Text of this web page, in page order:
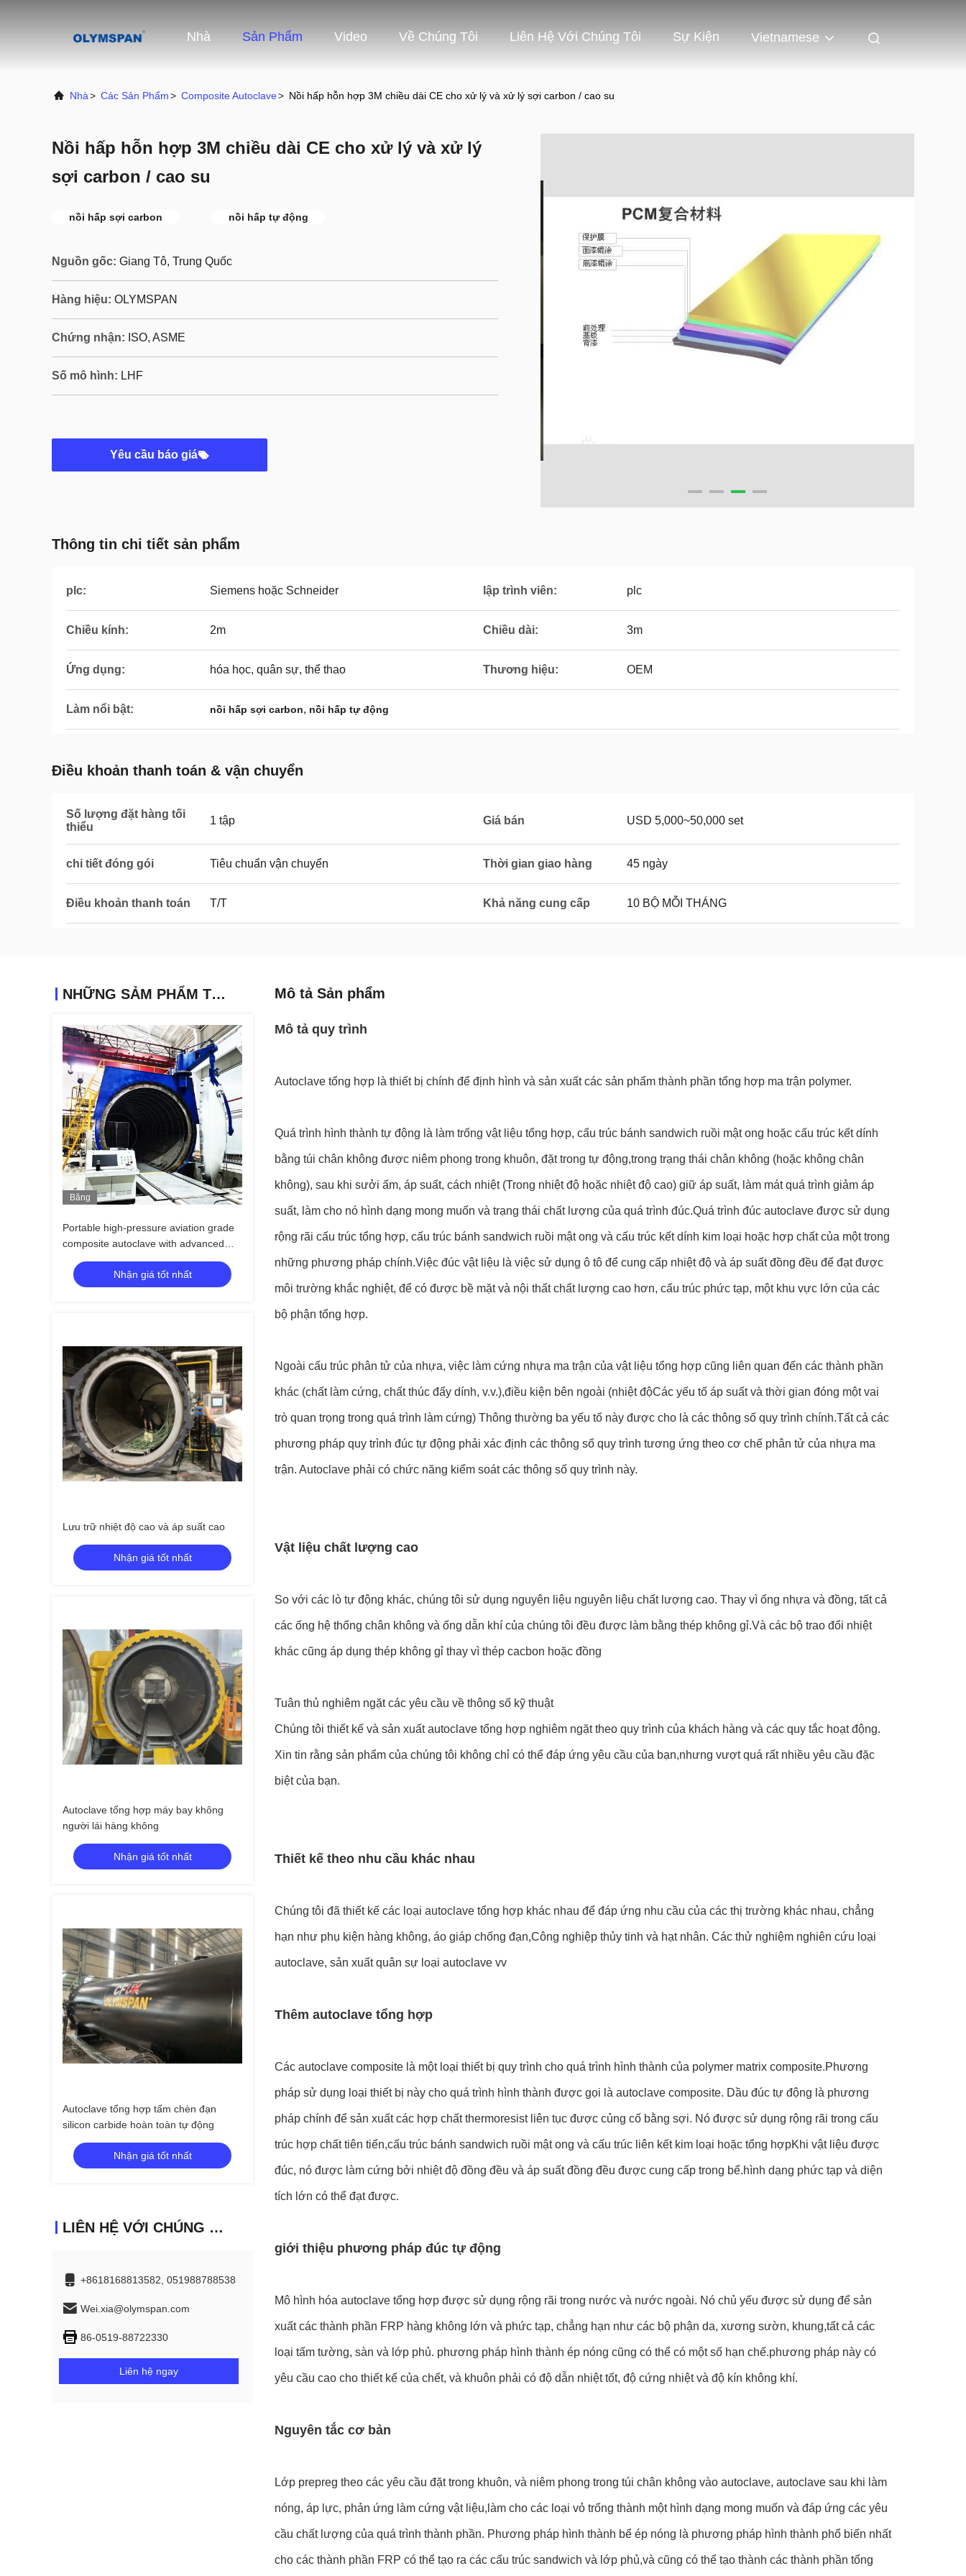
Nhà Sản Phẩm Video Về Chúng Tôi Liên Hệ Với Chúng Tôi Sự Kiện Vietnamese
Nhà> Các Sản Phẩm> Composite Autoclave> Nồi hấp hỗn hợp 3M chiều dài CE cho xử lý và xử lý sợi carbon / cao su
Nồi hấp hỗn hợp 3M chiều dài CE cho xử lý và xử lý
sợi carbon / cao su
nồi hấp sợi carbon nồi hấp tự động
Nguồn gốc: Giang Tô, Trung Quốc
Hàng hiệu: OLYMSPAN
Chứng nhận: ISO, ASME
Số mô hình: LHF
Yêu cầu báo giá
Thông tin chi tiết sản phẩm
plc: Siemens hoặc Schneider lập trình viên: plc
Chiều kính: 2m Chiều dài: 3m
Ứng dụng: hóa học, quân sự, thể thao Thương hiệu: OEM
Làm nổi bật: nồi hấp sợi carbon, nồi hấp tự động
Điều khoản thanh toán & vận chuyển
Số lượng đặt hàng tối
thiểu
1 tập Giá bán USD 5,000~50,000 set
chi tiết đóng gói Tiêu chuẩn vận chuyển Thời gian giao hàng 45 ngày
Điều khoản thanh toán T/T Khả năng cung cấp 10 BỘ MỖI THÁNG
NHỮNG SẢM PHẨM TƯƠNG TỰ
Băng
Portable high-pressure aviation grade
composite autoclave with advanced
control systems for UAV and aerospace
applicationsNhận giá tốt nhất
Lưu trữ nhiệt độ cao và áp suất cao
Nhận giá tốt nhất
Autoclave tổng hợp máy bay không
người lái hàng không
Nhận giá tốt nhất
Autoclave tổng hợp tấm chèn đạn
silicon carbide hoàn toàn tự động
Nhận giá tốt nhất
LIÊN HỆ VỚI CHÚNG TÔI
+8618168813582, 051988788538
Wei.xia@olymspan.com
86-0519-88722330
Liên hệ ngay
Mô tả Sản phẩm
Mô tả quy trình
Autoclave tổng hợp là thiết bị chính để định hình và sản xuất các sản phẩm thành phần tổng hợp ma trận polymer.
Quá trình hình thành tự động là làm trống vật liệu tổng hợp, cấu trúc bánh sandwich ruồi mật ong hoặc cấu trúc kết dính
bằng túi chân không được niêm phong trong khuôn, đặt trong tự động,trong trạng thái chân không (hoặc không chân
không), sau khi sưởi ấm, áp suất, cách nhiệt (Trong nhiệt độ hoặc nhiệt độ cao) giữ áp suất, làm mát quá trình giảm áp
suất, làm cho nó hình dạng mong muốn và trạng thái chất lượng của quá trình đúc.Quá trình đúc autoclave được sử dụng
rộng rãi cấu trúc tổng hợp, cấu trúc bánh sandwich ruồi mật ong và cấu trúc kết dính kim loại hoặc hợp chất của một trong
những phương pháp chính.Việc đúc vật liệu là việc sử dụng ô tô để cung cấp nhiệt độ và áp suất đồng đều để đạt được
môi trường khắc nghiệt, để có được bề mặt và nội thất chất lượng cao hơn, cấu trúc phức tạp, một khu vực lớn của các
bộ phận tổng hợp.
Ngoài cấu trúc phân tử của nhựa, việc làm cứng nhựa ma trận của vật liệu tổng hợp cũng liên quan đến các thành phần
khác (chất làm cứng, chất thúc đẩy dính, v.v.),điều kiện bên ngoài (nhiệt độCác yếu tố áp suất và thời gian đóng một vai
trò quan trọng trong quá trình làm cứng) Thông thường ba yếu tố này được cho là các thông số quy trình chính.Tất cả các
phương pháp quy trình đúc tự động phải xác định các thông số quy trình tương ứng theo cơ chế phân tử của nhựa ma
trận. Autoclave phải có chức năng kiểm soát các thông số quy trình này.
Vật liệu chất lượng cao
So với các lò tự động khác, chúng tôi sử dụng nguyên liệu nguyên liệu chất lượng cao. Thay vì ống nhựa và đồng, tất cả
các ống hệ thống chân không và ống dẫn khí của chúng tôi đều được làm bằng thép không gỉ.Và các bộ trao đổi nhiệt
khác cũng áp dụng thép không gỉ thay vì thép cacbon hoặc đồng
Tuân thủ nghiêm ngặt các yêu cầu về thông số kỹ thuật
Chúng tôi thiết kế và sản xuất autoclave tổng hợp nghiêm ngặt theo quy trình của khách hàng và các quy tắc hoạt động.
Xin tin rằng sản phẩm của chúng tôi không chỉ có thể đáp ứng yêu cầu của bạn,nhưng vượt quá rất nhiều yêu cầu đặc
biệt của bạn.
Thiết kế theo nhu cầu khác nhau
Chúng tôi đã thiết kế các loại autoclave tổng hợp khác nhau để đáp ứng nhu cầu của các thị trường khác nhau, chẳng
hạn như phụ kiện hàng không, áo giáp chống đạn,Công nghiệp thủy tinh và hạt nhân. Các thử nghiệm nghiên cứu loại
autoclave, sản xuất quân sự loại autoclave vv
Thêm autoclave tổng hợp
Các autoclave composite là một loại thiết bị quy trình cho quá trình hình thành của polymer matrix composite.Phương
pháp sử dụng loại thiết bị này cho quá trình hình thành được gọi là autoclave composite. Dầu đúc tự động là phương
pháp chính để sản xuất các hợp chất thermoresist liên tục được củng cố bằng sợi. Nó được sử dụng rộng rãi trong cấu
trúc hợp chất tiên tiến,cấu trúc bánh sandwich ruồi mật ong và cấu trúc liên kết kim loại hoặc tổng hợpKhi vật liệu được
đúc, nó được làm cứng bởi nhiệt độ đồng đều và áp suất đồng đều được cung cấp trong bể.hình dạng phức tạp và diện
tích lớn có thể đạt được.
giới thiệu phương pháp đúc tự động
Mô hình hóa autoclave tổng hợp được sử dụng rộng rãi trong nước và nước ngoài. Nó chủ yếu được sử dụng để sản
xuất các thành phần FRP hàng không lớn và phức tạp, chẳng hạn như các bộ phận da, xương sườn, khung,tất cả các
loại tấm tường, sàn và lớp phủ. phương pháp hình thành ép nóng cũng có thể có một số hạn chế.phương pháp này có
yêu cầu cao cho thiết kế của chết, và khuôn phải có độ dẫn nhiệt tốt, độ cứng nhiệt và độ kín không khí.
Nguyên tắc cơ bản
Lớp prepreg theo các yêu cầu đặt trong khuôn, và niêm phong trong túi chân không vào autoclave, autoclave sau khi làm
nóng, áp lực, phản ứng làm cứng vật liệu,làm cho các loại vỏ trống thành một hình dạng mong muốn và đáp ứng các yêu
cầu chất lượng của quá trình thành phần. Phương pháp hình thành bể ép nóng là phương pháp hình thành phổ biến nhất
cho các thành phần FRP có thể tạo ra các cấu trúc sandwich và lớp phủ,và cũng có thể tạo thành các thành phần tổng